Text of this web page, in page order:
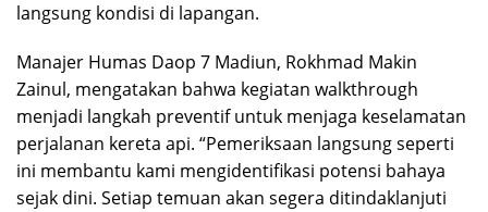
langsung kondisi di lapangan.
Manajer Humas Daop 7 Madiun, Rokhmad Makin
Zainul, mengatakan bahwa kegiatan walkthrough
menjadi langkah preventif untuk menjaga keselamatan
perjalanan kereta api. “Pemeriksaan langsung seperti
ini membantu kami mengidentifikasi potensi bahaya
sejak dini. Setiap temuan akan segera ditindaklanjuti